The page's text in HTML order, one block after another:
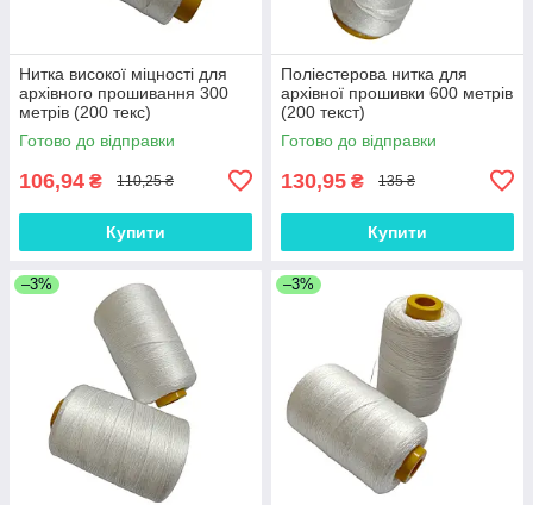
Нитка високої міцності для
архівного прошивання 300
метрів (200 текс)
Готово до відправки
106,94 ₴ 110,25 ₴
Купити
Поліестерова нитка для
архівної прошивки 600 метрів
(200 текст)
Готово до відправки
130,95 ₴ 135 ₴
Купити
–3% –3%